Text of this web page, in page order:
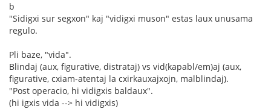
b
"Sidigxi sur segxon" kaj "vidigxi muson" estas laux unusama
regulo.
Pli baze, "vida".
Blindaj (aux, figurative, distrataj) vs vid(kapabl/em)aj (aux,
figurative, cxiam-atentaj la cxirkauxajxojn, malblindaj).
"Post operacio, hi vidigxis baldaux".
(hi igxis vida --> hi vidigxis)